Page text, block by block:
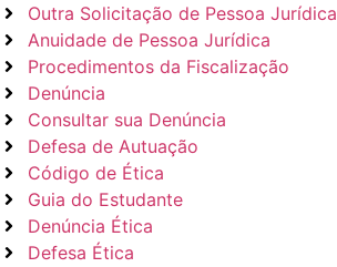
Outra Solicitação de Pessoa Jurídica
Anuidade de Pessoa Jurídica
Procedimentos da Fiscalização
Denúncia
Consultar sua Denúncia
Defesa de Autuação
Código de Ética
Guia do Estudante
Denúncia Ética
Defesa Ética